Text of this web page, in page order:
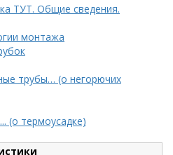
ТУТ. Общие сведения.
монтажа
трубы… (о негорючих
(о термоусадке)